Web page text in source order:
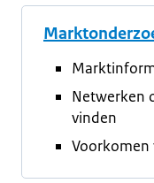
Netwerken
vinden
Voorkomen